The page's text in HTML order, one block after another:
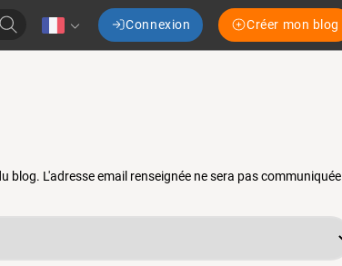
Connexion Créer mon blog
blog. L'adresse email renseignée ne sera pas communiquée